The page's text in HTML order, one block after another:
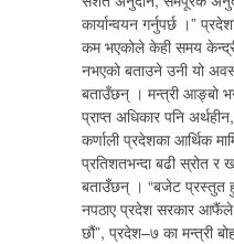
कार्यान्वयन गर्नुपर्छ ।”
कम भएकोले केही समय
नभएको बताउने उनी यो
बताउँछन् । मन्त्री आङ्बो
प्राप्त अधिकार पनि
कर्णाली प्रदेशका आर्थिक
प्रतिशतभन्दा बढी स्रोत
बताउँछन् । “बजेट प्रस्तुत
नपठाए प्रदेश सरकार आफैंले
छौं”, प्रदेश–७ का मन्त्री